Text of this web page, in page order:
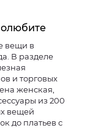
вещи в
В разделе
и торговых
женская,
из 200
вещей
до платьев с